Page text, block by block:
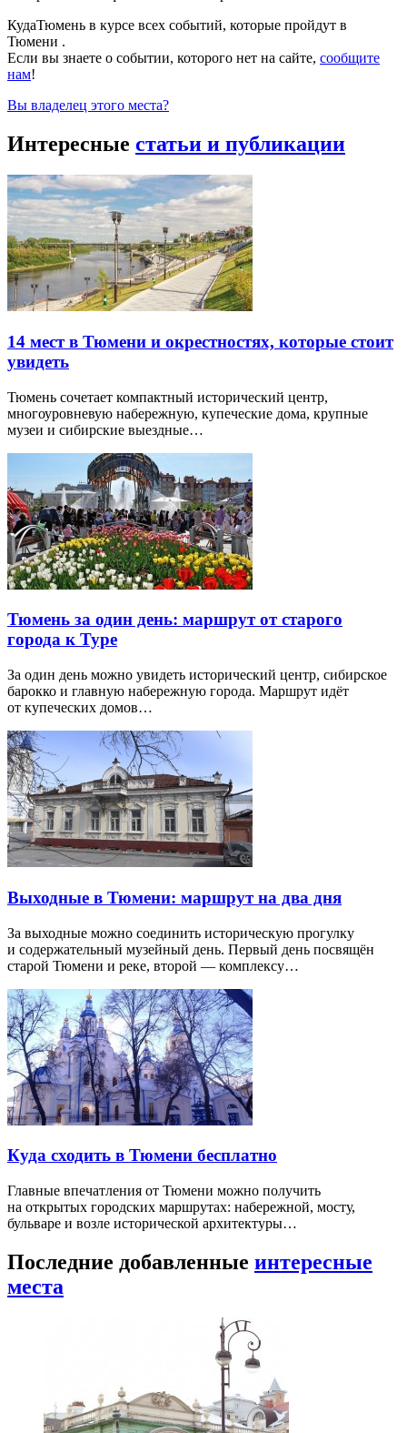
КудаТюмень в курсе всех событий, которые пройдут в
Тюмени .
Если вы знаете о событии, которого нет на сайте, сообщите
нам!
Вы владелец этого места?
Интересные статьи и публикации
14 мест в Тюмени и окрестностях, которые стоит
увидеть
Тюмень сочетает компактный исторический центр,
многоуровневую набережную, купеческие дома, крупные
музеи и сибирские выездные…
Тюмень за один день: маршрут от старого
города к Туре
За один день можно увидеть исторический центр, сибирское
барокко и главную набережную города. Маршрут идёт
от купеческих домов…
Выходные в Тюмени: маршрут на два дня
За выходные можно соединить историческую прогулку
и содержательный музейный день. Первый день посвящён
старой Тюмени и реке, второй — комплексу…
Куда сходить в Тюмени бесплатно
Главные впечатления от Тюмени можно получить
на открытых городских маршрутах: набережной, мосту,
бульваре и возле исторической архитектуры…
Последние добавленные интересные
места